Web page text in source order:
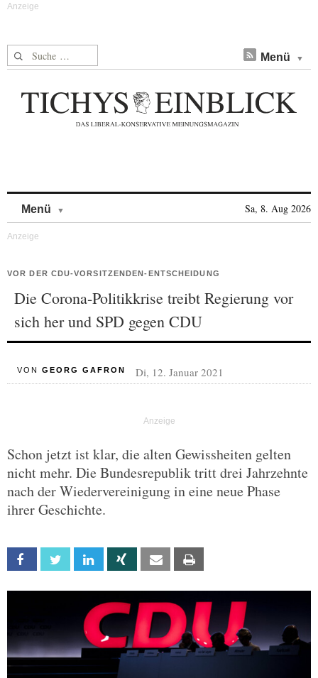
Suche nach: Menü
Menü Sa, 8. Aug 2026
VOR DER CDU-VORSITZENDEN-ENTSCHEIDUNG
Die Corona-Politikkrise treibt Regierung vor
sich her und SPD gegen CDU
VON GEORG GAFRON Di, 12. Januar 2021
Schon jetzt ist klar, die alten Gewissheiten gelten
nicht mehr. Die Bundesrepublik tritt drei Jahrzehnte
nach der Wiedervereinigung in eine neue Phase
ihrer Geschichte.
Facebook Twitter Linkedin Xing Email